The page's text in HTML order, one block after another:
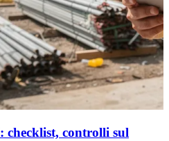
checklist, controlli sul